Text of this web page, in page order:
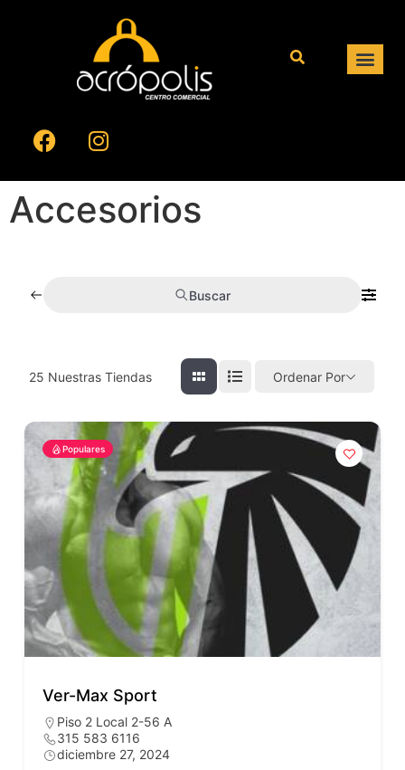
Accesorios
Buscar
25 Nuestras Tiendas Ordenar Por
Populares
Ver-Max Sport
Piso 2 Local 2-56 A
315 583 6116
diciembre 27, 2024